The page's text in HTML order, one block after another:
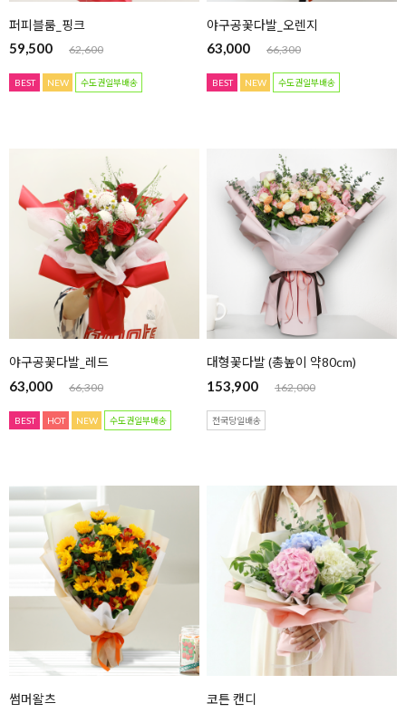
퍼피블룸_핑크
59,500 62,600
BEST NEW 수도권일부배송
야구공꽃다발_오렌지
63,000 66,300
BEST NEW 수도권일부배송
야구공꽃다발_레드
63,000 66,300
BEST HOT NEW 수도권일부배송
대형꽃다발 (총높이 약80cm)
153,900 162,000
전국당일배송
썸머왈츠 코튼 캔디